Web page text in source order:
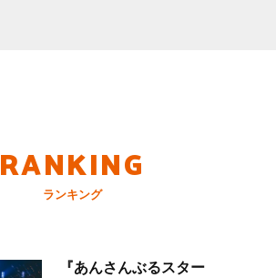
RANKING
ランキング
『あんさんぶるスター